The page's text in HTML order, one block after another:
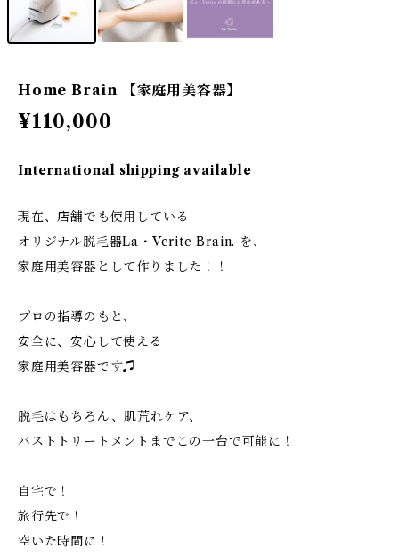
Home Brain 【家庭用美容器】
¥110,000
International shipping available
現在、店舗でも使用している
オリジナル脱毛器La・Verite Brain. を、
家庭用美容器として作りました！！
プロの指導のもと、
安全に、安心して使える
家庭用美容器です♫
脱毛はもちろん、肌荒れケア、
バストトリートメントまでこの一台で可能に！
自宅で！
旅行先で！
空いた時間に！